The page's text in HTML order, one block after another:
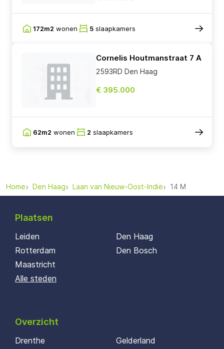
172m2 wonen 5 slaapkamers
Cornelis Houtmanstraat 7 A
2593RD Den Haag
€ 395.000
62m2 wonen 2 slaapkamers
Home Den Haag Laan van Nieuw-Oost-Indië 14 M
Plaatsen
Leiden
Rotterdam
Maastricht
Den Haag
Den Bosch
Alle steden
Overzicht
Drenthe
Gelderland